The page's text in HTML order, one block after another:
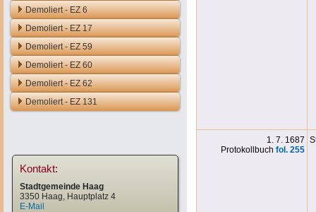
Demoliert - EZ 6
Demoliert - EZ 17
Demoliert - EZ 59
Demoliert - EZ 60
Demoliert - EZ 62
Demoliert - EZ 131
Kontakt:
Stadtgemeinde Haag
3350 Haag, Hauptplatz 4
E-Mail
1. 7. 1687
Protokollbuch fol. 255